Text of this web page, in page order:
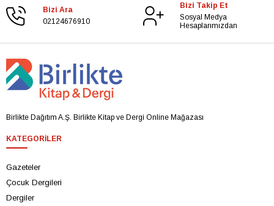
Bizi Ara
02124676910
Bizi Takip Et
Sosyal Medya
Hesaplarımızdan
Birlikte Dağıtım A.Ş. Birlikte Kitap ve Dergi Online Mağazası
KATEGORILER
Gazeteler
Çocuk Dergileri
Dergiler